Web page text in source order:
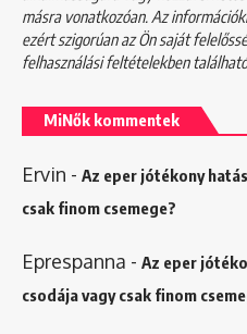
másra vonatkozóan. Az
ezért szigorúan az Ön saját
felhasználási feltételekben
MiNők kommentek
Ervin - Az eper jótékony
csak finom csemege?
Eprespanna - Az eper
csodája vagy csak finom